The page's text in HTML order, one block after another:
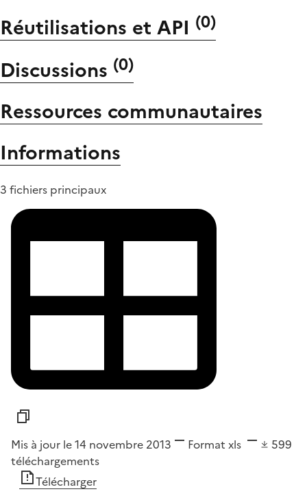
Réutilisations et API (0)
Discussions (0)
Ressources communautaires
Informations
3 fichiers principaux
Mis à jour le 14 novembre 2013 Format xls
599
téléchargements
Télécharger